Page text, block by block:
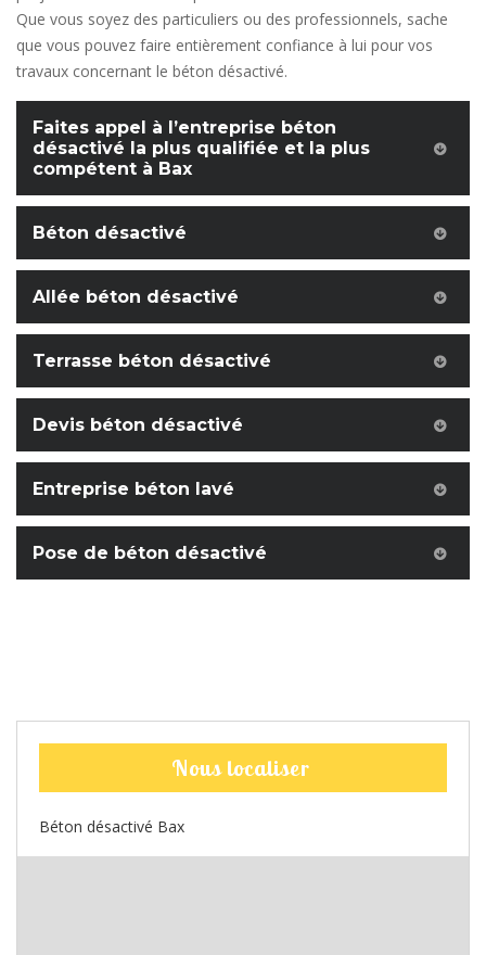
Que vous soyez des particuliers ou des professionnels, sache
que vous pouvez faire entièrement confiance à lui pour vos
travaux concernant le béton désactivé.
Faites appel à l’entreprise béton
désactivé la plus qualifiée et la plus
compétent à Bax
Béton désactivé
Allée béton désactivé
Terrasse béton désactivé
Devis béton désactivé
Entreprise béton lavé
Pose de béton désactivé
Nous localiser
Béton désactivé Bax